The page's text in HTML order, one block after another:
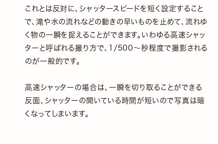
これとは反対に、シャッタースピードを短く設定すること
で、滝や水の流れなどの動きの早いものを止めて、流れゆ
く物の一瞬を捉えることができます。いわゆる高速シャッ
ターと呼ばれる撮り方で、1/500〜秒程度で撮影される
のが一般的です。
高速シャッターの場合は、一瞬を切り取ることができる
反面、シャッターの開いている時間が短いので写真は暗
くなってしまいます。